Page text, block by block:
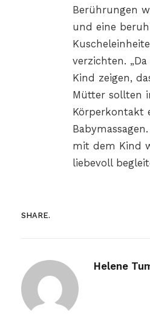
Berührungen
und eine
verzichten.
Kind zeigen,
Mütter sollten
Körperkontakt
mit dem Kind
liebevoll
SHARE.
Helene